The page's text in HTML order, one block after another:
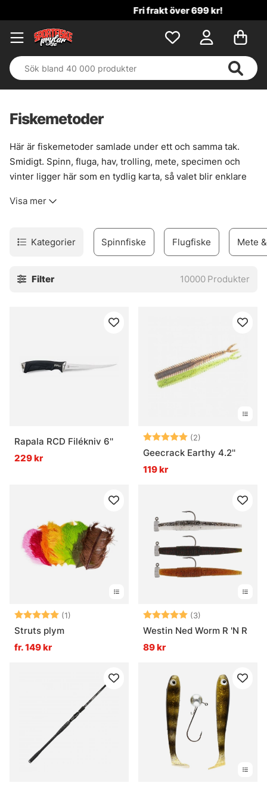
Fri frakt över 699 kr!
Fiskemetoder
Här är fiskemetoder samlade under ett och samma tak.
Smidigt. Spinn, fluga, hav, trolling, mete, specimen och
vinter ligger här som en tydlig karta, så valet blir enklare
en kategori som fortsätter att växa, steg för steg, mot mer
En metod passar sällan överallt. Därför blir rätt spår viktigt
när målet är allt från kustnära jakt på kraftfulla arter till ett
och hur fisken beter sig just då. Det brukar spara både tid
Utforska gärna underkategorierna här nedan. Och har
någon metod saknats i sortimentet, säg gärna till. Nya spår
kan vara lite luriga att fånga in, men det brukar lösa sig.
Vanliga frågor om fiskemetoder
Vad är fiskemetoder?
Vad är trollingfiske?
Vad är vinterfiske?
Visa mer
Kategorier Spinnfiske Flugfiske Mete
Filter 10000 Produkter
Rapala RCD Filékniv 6''
229 kr
Betyg: (2)
Geecrack Earthy 4.2''
119 kr
Betyg: (1)
5.0 utav 5 stjärnor
Struts plym
fr. 149 kr
Betyg: (3)
Westin Ned Worm R 'N R
89 kr